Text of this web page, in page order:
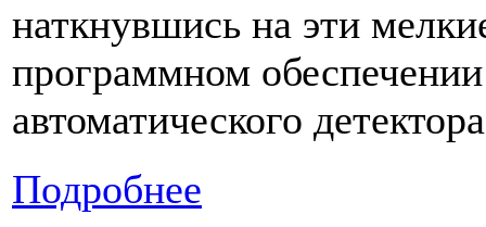
наткнувшись на эти
программном
автоматического
Подробнее